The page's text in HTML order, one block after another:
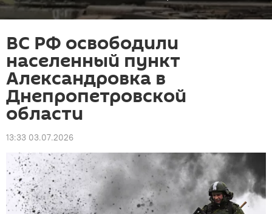
ВС РФ освободили
населенный пункт
Александровка в
Днепропетровской
области
13:33 03.07.2026